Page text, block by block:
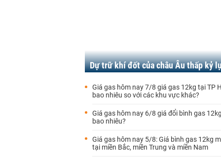
Dự trữ khí đốt của châu Âu thấp kỷ
Giá gas hôm nay 7/8 giá gas 12kg tại TP
bao nhiêu so với các khu vực khác?
Giá gas hôm nay 6/8 giá đổi bình gas
bao nhiêu?
Giá gas hôm nay 5/8: Giá bình gas 12kg
tại miền Bắc, miền Trung và miền Nam